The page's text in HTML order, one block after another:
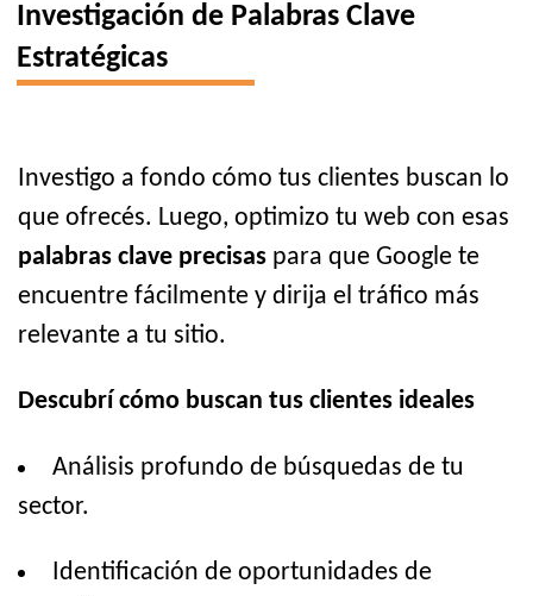
Investigación de Palabras Clave
Estratégicas
Investigo a fondo cómo tus clientes buscan lo
que ofrecés. Luego, optimizo tu web con esas
palabras clave precisas para que Google te
encuentre fácilmente y dirija el tráfico más
relevante a tu sitio.
Descubrí cómo buscan tus clientes ideales
Análisis profundo de búsquedas de tu
sector.
Identificación de oportunidades de